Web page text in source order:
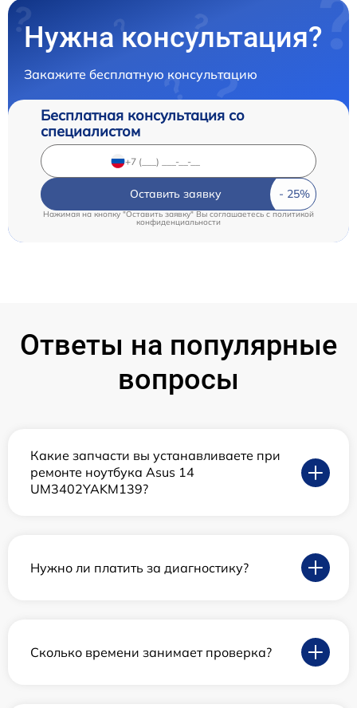
Нужна консультация?
Закажите бесплатную консультацию
Бесплатная консультация со
специалистом
Оставить заявку
Нажимая на кнопку "Оставить заявку" Вы соглашаетесь c политикой
конфиденциальности
Ответы на популярные
вопросы
Какие запчасти вы устанавливаете при
ремонте ноутбука Asus 14
UM3402YAKM139?
Нужно ли платить за диагностику?
Сколько времени занимает проверка?